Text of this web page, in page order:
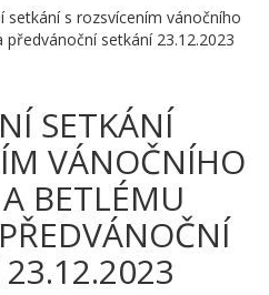
setkání s rozsvícením vánočního
setkání 23.12.2023
SETKÁNÍ
VÁNOČNÍHO
BETLÉMU
23.12.2023